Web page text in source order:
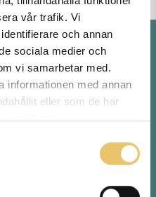
vår trafik. Vi
och annan
sociala medier och
vi samarbetar med.
informationen med annan
eller som de har
tjänster.
mig till era
ser du vårt utbud